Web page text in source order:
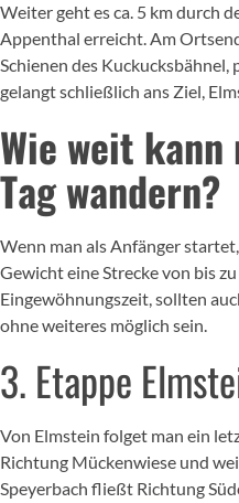
Weiter geht es ca. 5 km durch
Appenthal erreicht. Am
Schienen des
gelangt schließlich ans Ziel,
Wie weit kann
Tag wandern?
Wenn man als Anfänger
Gewicht eine Strecke von bis
Eingewöhnungszeit, sollten
ohne weiteres möglich sein.
3. Etappe
Von Elmstein folget man ein
Richtung Mückenwiese und
Speyerbach fließt Richtung